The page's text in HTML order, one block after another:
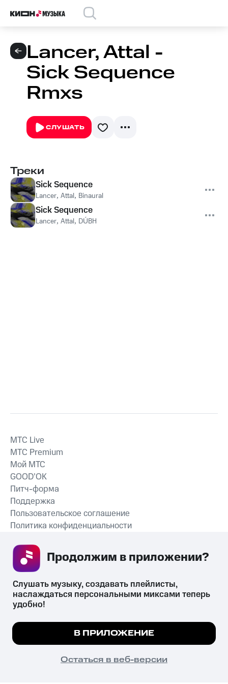
Lancer, Attal -
Sick Sequence
Rmxs
СЛУШАТЬ
Треки
Sick Sequence
Lancer, Attal, Binaural
Sick Sequence
Lancer, Attal, DÚBH
СКАЧАТЬ ПРИЛОЖЕНИЕ
MTС Live
MTС Premium
Мой МТС
GOOD’OK
Питч-форма
Поддержка
Пользовательское соглашение
Политика конфиденциальности
психотропных веществ, их аналогов причиняет вред здоровью,
их незаконный оборот запрещён и влечёт установленную
законодательством ответственность.
© 2026 ООО «КИОН».
Все права защищены
Мы используем куки, чтобы на сайте все
Подробнее
ПОНЯТНО
Слушать музыку, создавать плейлисты,
наслаждаться персональными миксами теперь
удобно!
В ПРИЛОЖЕНИЕ
Остаться в веб-версии